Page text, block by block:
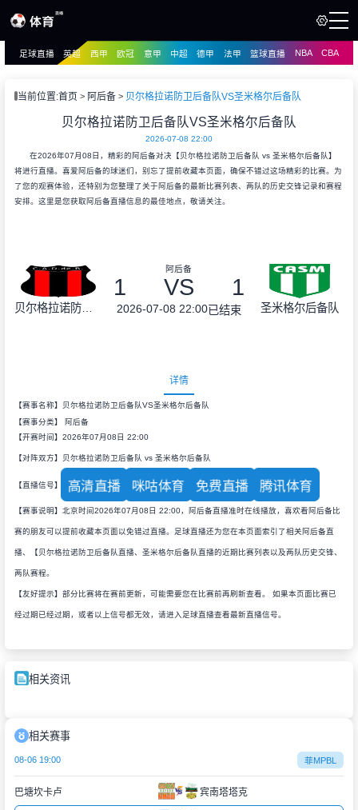
播
足球直播 英超 西甲 欧冠 意甲 中超 德甲 法甲 篮球直播 NBA CBA
当前位置:首页 阿后备 贝尔格拉诺防卫后备队VS圣米格尔后备队
贝尔格拉诺防卫后备队VS圣米格尔后备队
2026-07-08 22:00
在2026年07月08日，精彩的阿后备对决【贝尔格拉诺防卫后备队 vs 圣米格尔后备队】
将进行直播。喜爱阿后备的球迷们，别忘了提前收藏本页面，确保不错过这场精彩的比赛。为
了您的观赛体验，还特别为您整理了关于阿后备的最新比赛列表、两队的历史交锋记录和赛程
安排。这里是您获取阿后备直播信息的最佳地点，敬请关注。
贝尔格拉诺防卫后备队
阿后备
1 VS 1
2026-07-08 22:00已结束 圣米格尔后备队
详情
【赛事名称】贝尔格拉诺防卫后备队VS圣米格尔后备队
【赛事分类】 阿后备
【开赛时间】2026年07月08日 22:00
【对阵双方】贝尔格拉诺防卫后备队 vs 圣米格尔后备队
【直播信号】 高清直播 咪咕体育 免费直播 腾讯体育
【赛事说明】北京时间2026年07月08日 22:00，阿后备直播准时在线播放，喜欢看阿后备比
赛的朋友可以提前收藏本页面以免错过直播。足球直播还为您在本页面索引了相关阿后备直
播、【贝尔格拉诺防卫后备队直播、圣米格尔后备队直播的近期比赛列表以及两队历史交锋、
两队赛程。
【友好提示】部分比赛将在赛前更新，可能需要您在比赛前再刷新查看。 如果本页面比赛已
经过期已经过期，或者以上信号都无效，请进入足球直播查看最新直播信号。
相关资讯
相关赛事
08-06 19:00 菲MPBL
巴塘坎卡卢 宾南塔塔克